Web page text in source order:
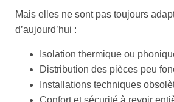
Mais elles ne sont pas toujours
d’aujourd’hui :
Isolation thermique ou
Distribution des pièces peu
Installations techniques
Confort et sécurité à revoir